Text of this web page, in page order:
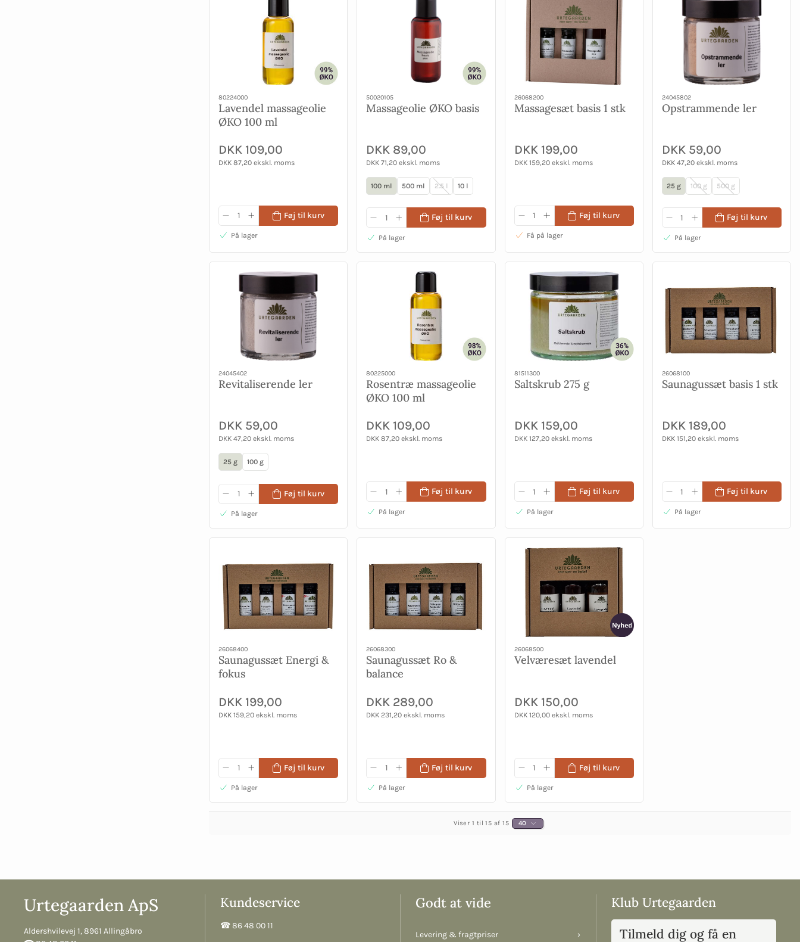
80224000
Lavendel massageolie
ØKO 100 ml
DKK 109,00
DKK 87,20 ekskl. moms
Føj til kurv
På lager
50020105
Massageolie ØKO basis
DKK 89,00
DKK 71,20 ekskl. moms
100 ml 500 ml 2.5 l 10 l
Føj til kurv
På lager
26068200
Massagesæt basis 1 stk
DKK 199,00
DKK 159,20 ekskl. moms
Føj til kurv
Få på lager
24045802
Opstrammende ler
DKK 59,00
DKK 47,20 ekskl. moms
25 g 100 g 500 g
Føj til kurv
På lager
24045402
Revitaliserende ler
DKK 59,00
DKK 47,20 ekskl. moms
25 g 100 g
Føj til kurv
På lager
80225000
Rosentræ massageolie
ØKO 100 ml
DKK 109,00
DKK 87,20 ekskl. moms
Føj til kurv
På lager
81511300
Saltskrub 275 g
DKK 159,00
DKK 127,20 ekskl. moms
Føj til kurv
På lager
26068100
Saunagussæt basis 1 stk
DKK 189,00
DKK 151,20 ekskl. moms
Føj til kurv
På lager
26068400
Saunagussæt Energi &
fokus
DKK 199,00
DKK 159,20 ekskl. moms
Føj til kurv
På lager
26068300
Saunagussæt Ro &
balance
DKK 289,00
DKK 231,20 ekskl. moms
Føj til kurv
På lager
26068500
Velværesæt lavendel
DKK 150,00
DKK 120,00 ekskl. moms
Føj til kurv
På lager
Viser 1 til 15 af 15 40
Urtegaarden ApS
Aldershvilevej 1, 8961 Allingåbro
Kundeservice
☎︎ 86 48 00 11
Godt at vide
Levering & fragtpriser ›
Klub Urtegaarden
Tilmeld dig og få en